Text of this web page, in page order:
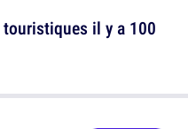
il y a 100